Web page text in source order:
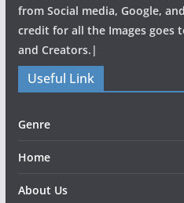
from Social media, Google,
credit for all the Images goes
and Creators.|
Useful Link
Genre
Home
About Us